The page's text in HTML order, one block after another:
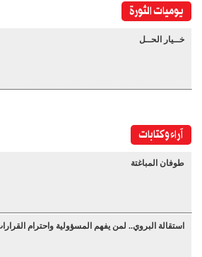
يوميات الثورة
خــيار الحــل
آراء وكتابات
طوفان المباغتة
استقالة البروي.. لمن يفهم المسؤولية واحترام